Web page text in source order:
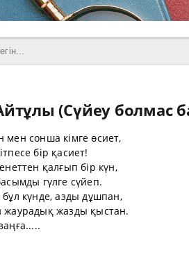
(Сүйеу болмас
сонша кімге өсиет,
бір қасиет!
қалғып бір күн,
гүлге сүйеп.
күнде, азды дұшпан,
жазды қыстан.